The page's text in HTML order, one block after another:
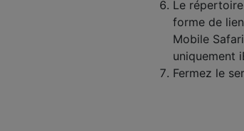
Le
forme de
Mobile
uniquement
Fermez le